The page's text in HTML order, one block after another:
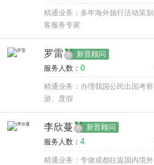
精通业务：多年海外旅行活动策
客服务专家
罗雷 新晋顾问
服务人数： 0
精通业务：办理我国公民出国考
游、度假
李欣蔓 新晋顾问
服务人数： 4
精通业务：专做成都往返国内境